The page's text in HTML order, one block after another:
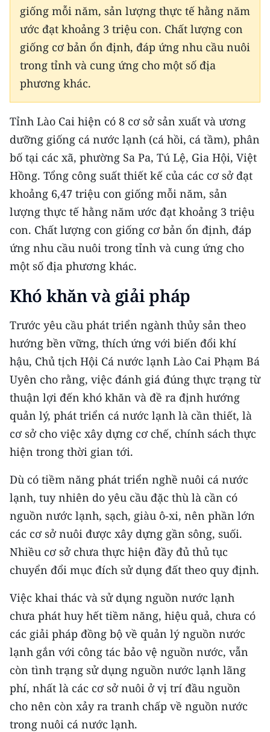
giống mỗi năm, sản lượng thực tế hằng năm
ước đạt khoảng 3 triệu con. Chất lượng con
giống cơ bản ổn định, đáp ứng nhu cầu nuôi
trong tỉnh và cung ứng cho một số địa
phương khác.
Tỉnh Lào Cai hiện có 8 cơ sở sản xuất và ương
dưỡng giống cá nước lạnh (cá hồi, cá tầm), phân
bố tại các xã, phường Sa Pa, Tú Lệ, Gia Hội, Việt
Hồng. Tổng công suất thiết kế của các cơ sở đạt
khoảng 6,47 triệu con giống mỗi năm, sản
lượng thực tế hằng năm ước đạt khoảng 3 triệu
con. Chất lượng con giống cơ bản ổn định, đáp
ứng nhu cầu nuôi trong tỉnh và cung ứng cho
một số địa phương khác.
Khó khăn và giải pháp
Trước yêu cầu phát triển ngành thủy sản theo
hướng bền vững, thích ứng với biến đổi khí
hậu, Chủ tịch Hội Cá nước lạnh Lào Cai Phạm Bá
Uyên cho rằng, việc đánh giá đúng thực trạng từ
thuận lợi đến khó khăn và đề ra định hướng
quản lý, phát triển cá nước lạnh là cần thiết, là
cơ sở cho việc xây dựng cơ chế, chính sách thực
hiện trong thời gian tới.
Dù có tiềm năng phát triển nghề nuôi cá nước
lạnh, tuy nhiên do yêu cầu đặc thù là cần có
nguồn nước lạnh, sạch, giàu ô-xi, nên phần lớn
các cơ sở nuôi được xây dựng gần sông, suối.
Nhiều cơ sở chưa thực hiện đầy đủ thủ tục
chuyển đổi mục đích sử dụng đất theo quy định.
Việc khai thác và sử dụng nguồn nước lạnh
chưa phát huy hết tiềm năng, hiệu quả, chưa có
các giải pháp đồng bộ về quản lý nguồn nước
lạnh gắn với công tác bảo vệ nguồn nước, vẫn
còn tình trạng sử dụng nguồn nước lạnh lãng
phí, nhất là các cơ sở nuôi ở vị trí đầu nguồn
cho nên còn xảy ra tranh chấp về nguồn nước
trong nuôi cá nước lạnh.